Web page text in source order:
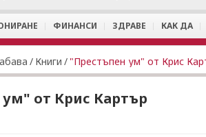
ФИНАНСИ ЗДРАВЕ КАК ДА
/ Книги / "Престъпен ум" от Крис
от Крис Картър